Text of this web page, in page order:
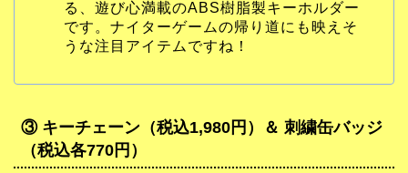
る、遊び心満載のABS樹脂製キーホルダー
です。ナイターゲームの帰り道にも映えそ
うな注目アイテムですね！
③ キーチェーン（税込1,980円）＆ 刺繍缶バッジ
（税込各770円）